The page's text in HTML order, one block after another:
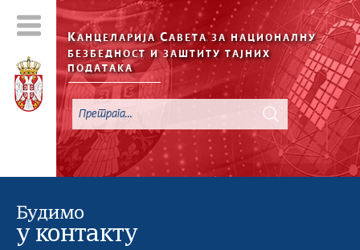
КАНЦЕЛАРИЈА САВЕТА ЗА НАЦИОНАЛНУ
БЕЗБЕДНОСТ И ЗАШТИТУ ТАЈНИХ
ПОДАТАКА
Будимо
у контакту